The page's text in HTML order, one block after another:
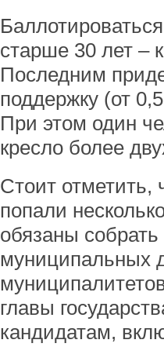
старше 30 лет –
Последним
поддержку (от
При этом один
кресло более
Стоит отметить,
попали
обязаны
муниципальных
главы
кандидатам,